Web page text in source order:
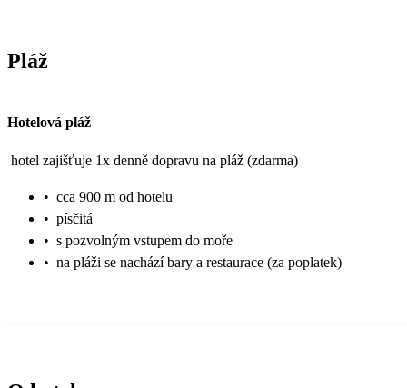
Pláž
Hotelová pláž
hotel zajišťuje 1x denně dopravu na pláž (zdarma)
• cca 900 m od hotelu
• písčitá
• s pozvolným vstupem do moře
• na pláži se nachází bary a restaurace (za poplatek)